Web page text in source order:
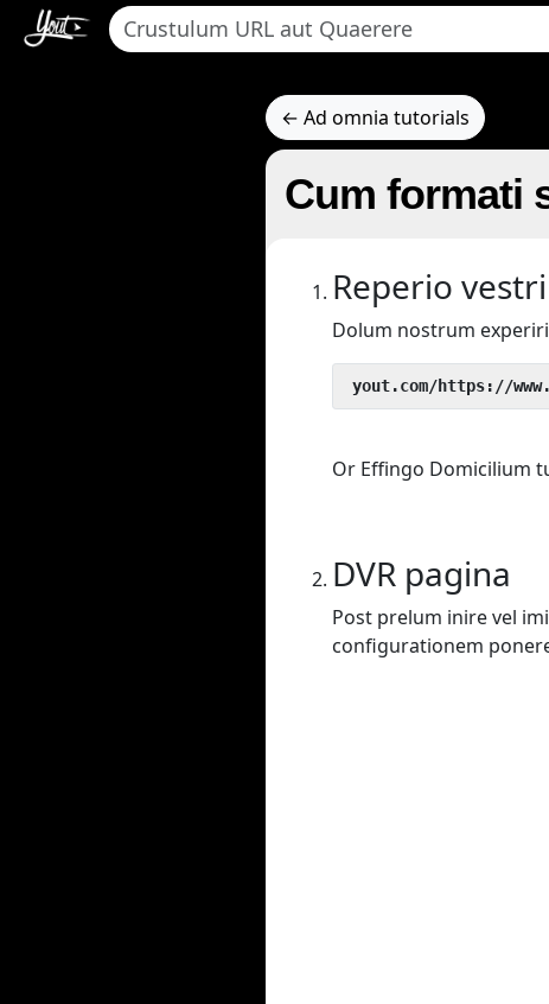
← Ad omnia tutorials
Cum formati
Reperio
Dolum nostrum
yout.com/https://
Or Effingo Domicilium
DVR pagina
Post prelum inire vel
configurationem